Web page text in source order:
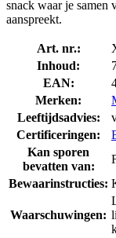
snack waar je samen
aanspreekt.
Art. nr.:
Inhoud:
EAN:
Merken:
Leeftijdsadvies:
Certificeringen:
Kan sporen
bevatten van:
Bewaarinstructies:
Waarschuwingen: